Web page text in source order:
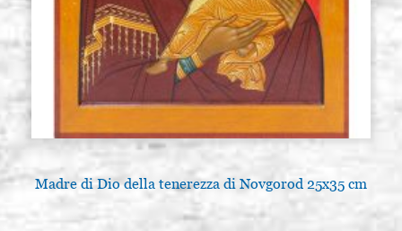
€ 29,50 ACQUISTA
Raphael serie 8404, pennello
tondo pelo martora n. 4
Giacenza: 3 - COD.
€ 37,00 ACQUISTA
Raphael serie 8404, pennello
tondo pelo martora n. 5
Giacenza: 5 - COD.
€ 48,00
Madre di Dio della tenerezza di Novgorod 25x35 cm